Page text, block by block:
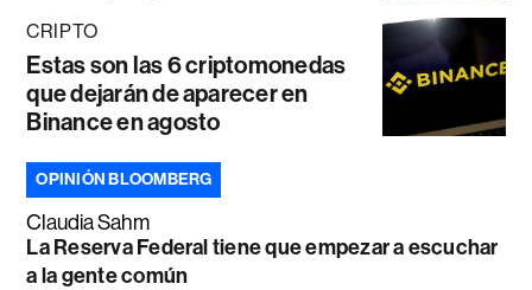
CRIPTO
Estas son las 6 criptomonedas
que dejarán de aparecer en
Binance en agosto
OPINIÓN BLOOMBERG
Claudia Sahm
La Reserva Federal tiene que empezar a escuchar
a la gente común